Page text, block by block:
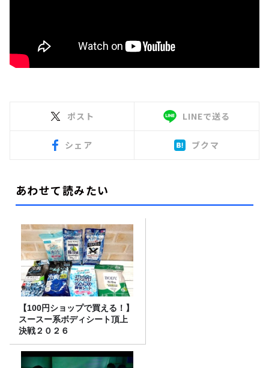
ポスト LINEで送る
シェア ブクマ
あわせて読みたい
【100円ショップで買える！】
スースー系ボディシート頂上
決戦２０２６